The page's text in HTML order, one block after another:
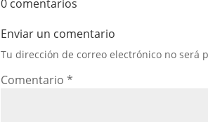
0 comentarios
Enviar un comentario
Tu dirección de correo electrónico no será
Comentario*